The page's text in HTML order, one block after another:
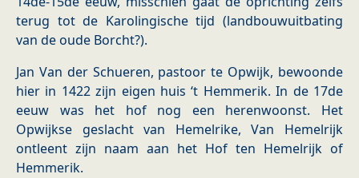
terug tot de Karolingische tijd (landbouwuitbating
van de oude Borcht?).
Jan Van der Schueren, pastoor te Opwijk, bewoonde
hier in 1422 zijn eigen huis ‘t Hemmerik. In de 17de
eeuw was het hof nog een herenwoonst. Het
Opwijkse geslacht van Hemelrike, Van Hemelrijk
ontleent zijn naam aan het Hof ten Hemelrijk of
Hemmerik.